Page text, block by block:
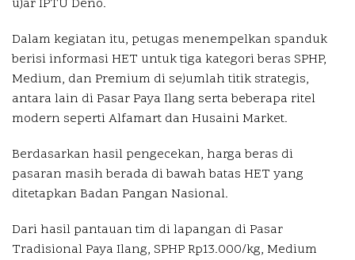
ujar IPTU Deno.
Dalam kegiatan itu, petugas menempelkan spanduk
berisi informasi HET untuk tiga kategori beras SPHP,
Medium, dan Premium di sejumlah titik strategis,
antara lain di Pasar Paya Ilang serta beberapa ritel
modern seperti Alfamart dan Husaini Market.
Berdasarkan hasil pengecekan, harga beras di
pasaran masih berada di bawah batas HET yang
ditetapkan Badan Pangan Nasional.
Dari hasil pantauan tim di lapangan di Pasar
Tradisional Paya Ilang, SPHP Rp13.000/kg, Medium